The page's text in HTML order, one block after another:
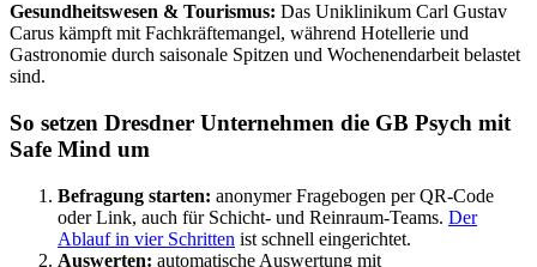
Gesundheitswesen & Tourismus: Das Uniklinikum Carl Gustav
Carus kämpft mit Fachkräftemangel, während Hotellerie und
Gastronomie durch saisonale Spitzen und Wochenendarbeit belastet
sind.
So setzen Dresdner Unternehmen die GB Psych mit
Safe Mind um
Befragung starten: anonymer Fragebogen per QR-Code
oder Link, auch für Schicht- und Reinraum-Teams. Der
Ablauf in vier Schritten ist schnell eingerichtet.
Auswerten: automatische Auswertung mit